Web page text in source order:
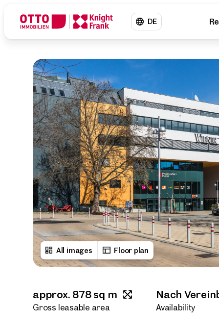
DE
All images Floor plan
approx. 878 sq m
Gross leasable area
Nach
Availability